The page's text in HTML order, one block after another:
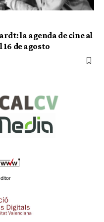
la agenda de cine al
16 de agosto